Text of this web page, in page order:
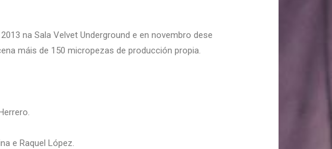
na Sala Velvet Underground e en novembro dese
máis de 150 micropezas de producción propia.
e Raquel López.